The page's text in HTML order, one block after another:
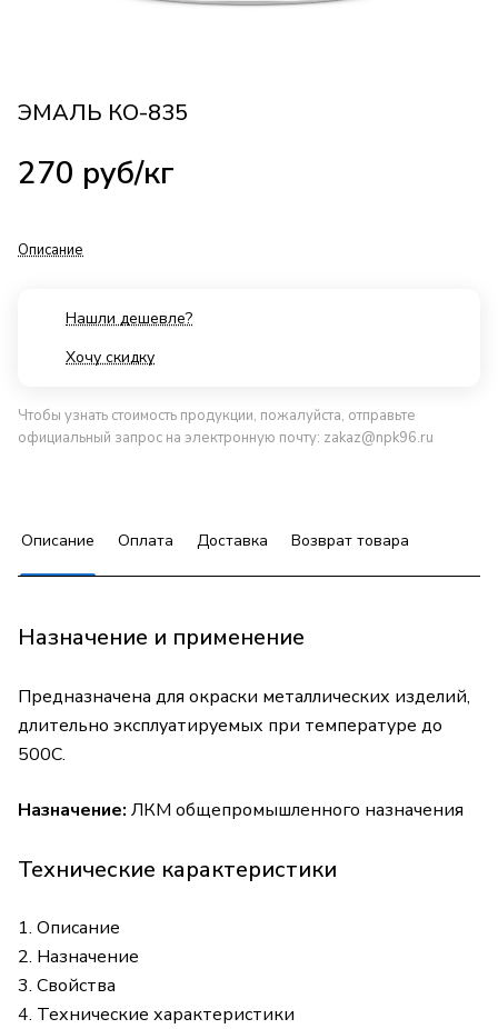
ЭМАЛЬ КО-835
270 руб/кг
Описание
Нашли дешевле?
Хочу скидку
Чтобы узнать стоимость продукции, пожалуйста, отправьте
официальный запрос на электронную почту: zakaz@npk96.ru
Описание Оплата Доставка Возврат товара
Назначение и применение
Предназначена для окраски металлических изделий,
длительно эксплуатируемых при температуре до
500С.
Назначение: ЛКМ общепромышленного назначения
Технические карактеристики
1. Описание
2. Назначение
3. Свойства
4. Технические характеристики